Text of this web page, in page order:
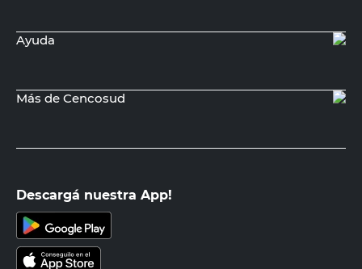
Ayuda
Más de Cencosud
Descargá nuestra App!